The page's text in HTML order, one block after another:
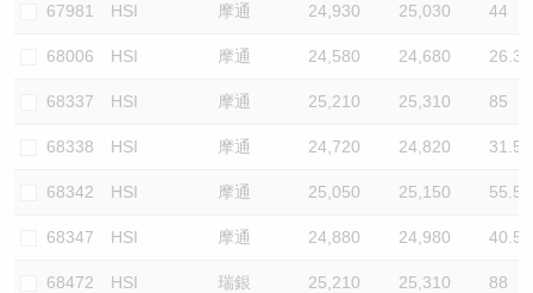
67981 HSI 摩通 24,930 25,030 44
68006 HSI 摩通 24,580 24,680 26.3
68337 HSI 摩通 25,210 25,310 85
68338 HSI 摩通 24,720 24,820 31.5
68342 HSI 摩通 25,050 25,150 55.5
68347 HSI 摩通 24,880 24,980 40.5
68472 HSI 瑞銀 25,210 25,310 88